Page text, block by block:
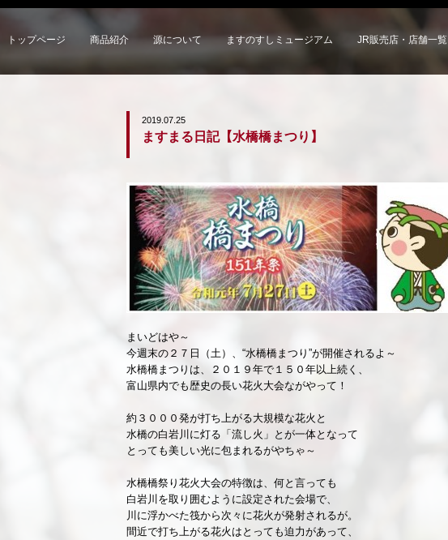
トップページ 商品紹介 源について ますのすしミュージアム JR販売店・店舗一覧
2019.07.25
ますまる日記【水橋橋まつり】
まいどはや～
今週末の２７日（土）、“水橋橋まつり”が開催されるよ～
水橋橋まつりは、２０１９年で１５０年以上続く、
富山県内でも歴史の長い花火大会ながやって！
約３０００発が打ち上がる大規模な花火と
水橋の白岩川に灯る「流し火」とが一体となって
とっても美しい光に包まれるがやちゃ～
水橋橋祭り花火大会の特徴は、何と言っても
白岩川を取り囲むように設定された会場で、
川に浮かべた筏から次々に花火が発射されるが。
間近で打ち上がる花火はとっても迫力があって、